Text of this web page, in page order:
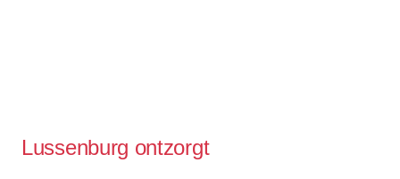
Lussenburg ontzorgt